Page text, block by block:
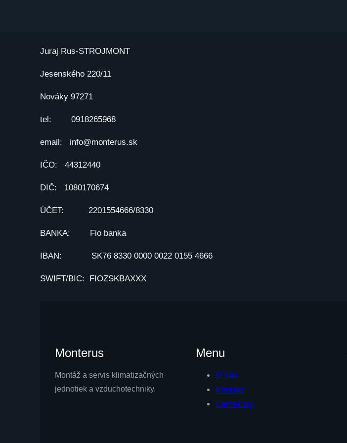
Juraj Rus-STROJMONT
Jesenského 220/11
Nováky 97271
tel: 0918265968
email: info@monterus.sk
IČO: 44312440
DIČ: 1080170674
ÚČET: 2201554666/8330
BANKA: Fio banka
IBAN: SK76 8330 0000 0022 0155 4666
SWIFT/BIC: FIOZSKBAXXX
Monterus
Montáž a servis klimatizačných
jednotiek a vzduchotechniky.
Menu
O nás
Kontakt
Certifikáty